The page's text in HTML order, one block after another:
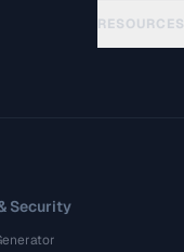
RESOURCES
Security